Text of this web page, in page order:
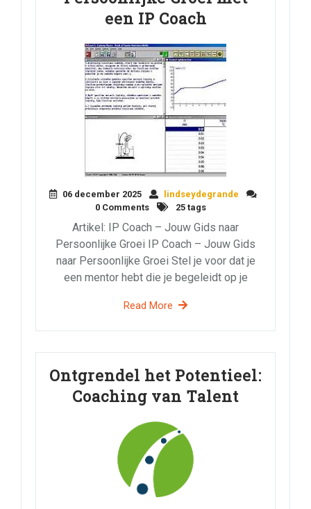
een IP Coach
06 december 2025
lindseydegrande
0 Comments
25 tags
Artikel: IP Coach – Jouw Gids naar
Persoonlijke Groei IP Coach – Jouw Gids
naar Persoonlijke Groei Stel je voor dat je
een mentor hebt die je begeleidt op je
Read More
Ontgrendel het Potentieel:
Coaching van Talent